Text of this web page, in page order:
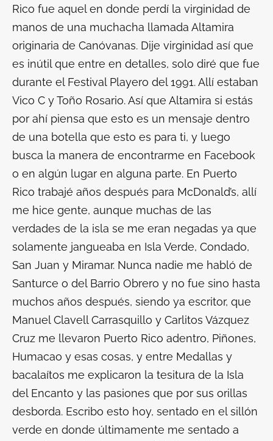
Rico fue aquel en donde perdí la virginidad de
manos de una muchacha llamada Altamira
originaria de Canóvanas. Dije virginidad así que
es inútil que entre en detalles, solo diré que fue
durante el Festival Playero del 1991. Allí estaban
Vico C y Toño Rosario. Así que Altamira si estás
por ahí piensa que esto es un mensaje dentro
de una botella que esto es para ti, y luego
busca la manera de encontrarme en Facebook
o en algún lugar en alguna parte. En Puerto
Rico trabajé años después para McDonald’s, allí
me hice gente, aunque muchas de las
verdades de la isla se me eran negadas ya que
solamente jangueaba en Isla Verde, Condado,
San Juan y Miramar. Nunca nadie me habló de
Santurce o del Barrio Obrero y no fue sino hasta
muchos años después, siendo ya escritor, que
Manuel Clavell Carrasquillo y Carlitos Vázquez
Cruz me llevaron Puerto Rico adentro, Piñones,
Humacao y esas cosas, y entre Medallas y
bacalaítos me explicaron la tesitura de la Isla
del Encanto y las pasiones que por sus orillas
desborda. Escribo esto hoy, sentado en el sillón
verde en donde últimamente me sentado a